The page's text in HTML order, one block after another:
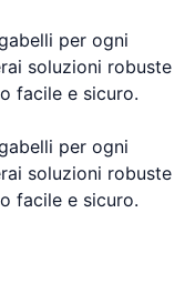
per ogni
soluzioni robuste
facile e sicuro.
per ogni
soluzioni robuste
facile e sicuro.